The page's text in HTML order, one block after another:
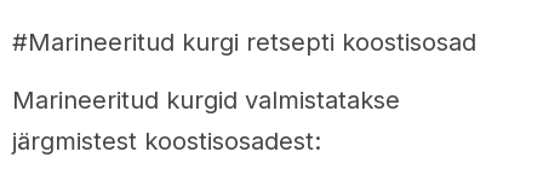
#Marineeritud kurgi retsepti koostisosad
Marineeritud kurgid valmistatakse
järgmistest koostisosadest: